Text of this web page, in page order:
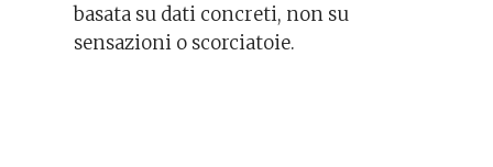
basata su dati concreti, non su
sensazioni o scorciatoie.